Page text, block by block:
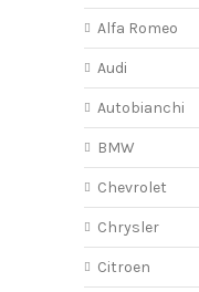
Alfa Romeo
Audi
Autobianchi
BMW
Chevrolet
Chrysler
Citroen